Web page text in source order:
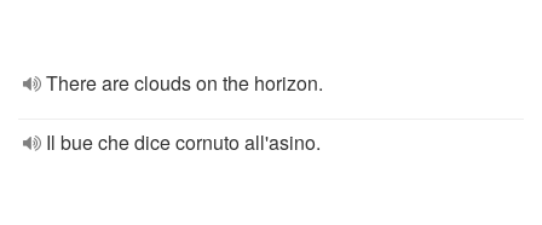
There are clouds on the horizon.
Il bue che dice cornuto all'asino.